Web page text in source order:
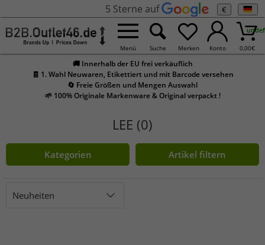
5 Sterne auf €
Menü Suche Merken Konto 0,00€
🚚 Innerhalb der EU frei verkäuflich
🧾 1. Wahl Neuwaren, Etikettiert und mit Barcode versehen
🔄 Freie Größen und Mengen Auswahl
🌱 100% Originale Markenware & Original verpackt !
LEE (0)
Kategorien Artikel filtern
Neuheiten